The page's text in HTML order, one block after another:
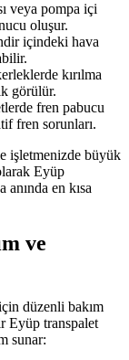
veya pompa içi
oluşur.
içindeki hava
kırılma
görülür.
fren pabucu
fren sorunları.
işletmenizde büyük
Eyüp
en kısa
ve
düzenli bakım
Eyüp transpalet
sunar: